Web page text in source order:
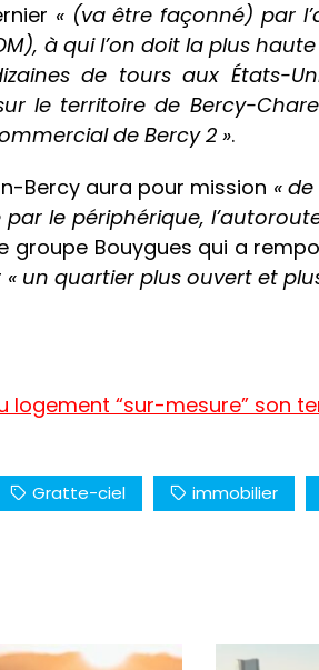
« (va être façonné) par
à qui l’on doit la plus
de tours aux États-
le territoire de Bercy-
de Bercy 2 ».
Bercy aura pour mission «
le périphérique,
groupe Bouygues qui a
« un quartier plus ouvert et
logement “sur-mesure” son
Gratte-ciel immobilier